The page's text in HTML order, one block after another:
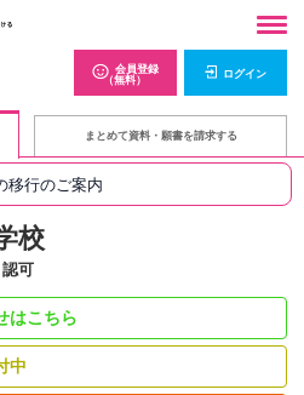
会員登録
（無料）
ログイン
まとめて資料・願書を請求する
移行のご案内
校
可
はこちら
中